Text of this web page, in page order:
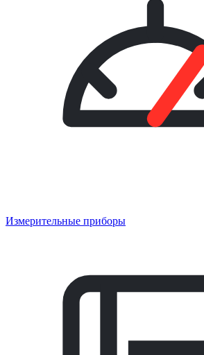
Измерительные приборы